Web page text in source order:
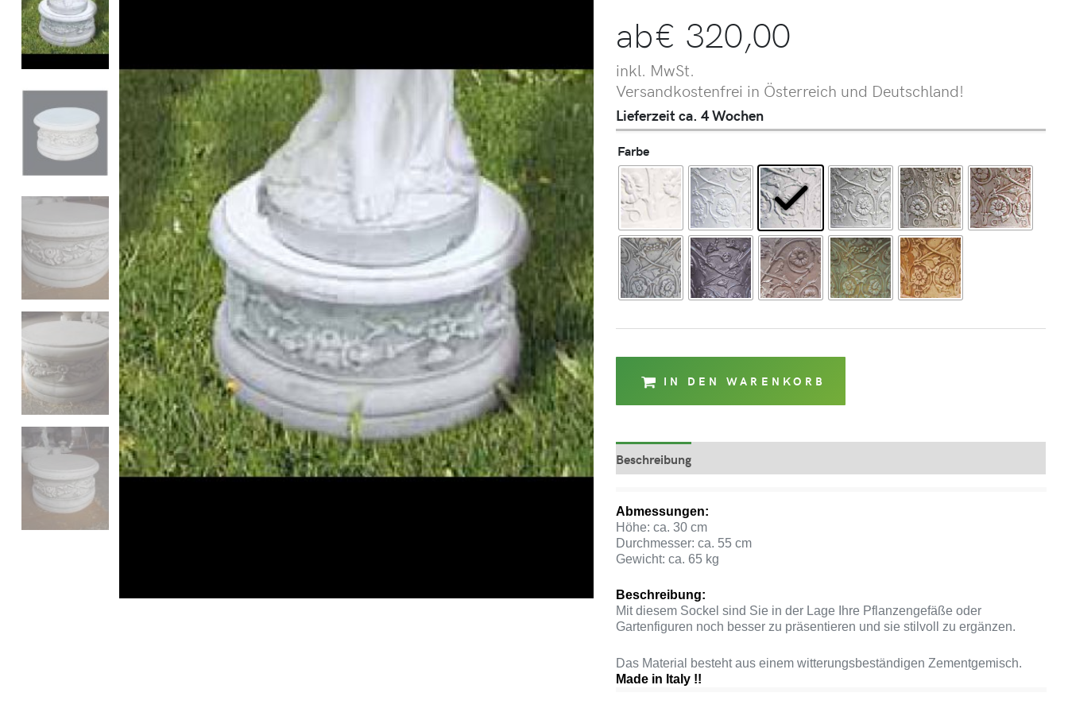
ab€ 320,00
inkl. MwSt.
Versandkostenfrei in Österreich und Deutschland!
Lieferzeit ca. 4 Wochen
Farbe
IN DEN WARENKORB
Beschreibung
Abmessungen:
Höhe: ca. 30 cm
Durchmesser: ca. 55 cm
Gewicht: ca. 65 kg
Beschreibung:
Mit diesem Sockel sind Sie in der Lage Ihre Pflanzengefäße oder
Gartenfiguren noch besser zu präsentieren und sie stilvoll zu ergänzen.
Das Material besteht aus einem witterungsbeständigen Zementgemisch.
Made in Italy !!